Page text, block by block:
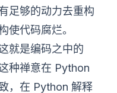
足够的动力去重构
使代码腐烂。
就是编码之中的
种禅意在 Python
，在 Python 解释